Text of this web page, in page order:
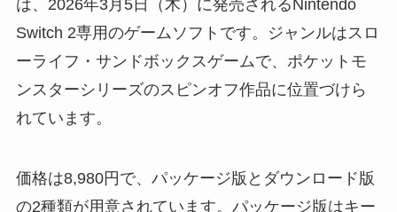
は、2026年3月5日（木）に発売されるNintendo
Switch 2専用のゲームソフトです。ジャンルはスロ
ーライフ・サンドボックスゲームで、ポケットモ
ンスターシリーズのスピンオフ作品に位置づけら
れています。
価格は8,980円で、パッケージ版とダウンロード版
の2種類が用意されています。パッケージ版はキー